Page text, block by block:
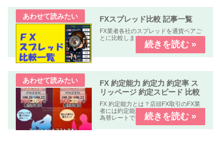
FXスプレッド比較 記事一覧
FX業者各社のスプレッドを通貨ペアご
とに比較します。
FX 約定能力 約定力 約定率 ス
リッページ 約定スピード 比較
FX 約定能力とは？店頭FX取引のFX業
者には約定能力の高いFX業者指定した
為替レートできちんと約定する。約定
能力の低いFX業者指定した為替レート
で約定しない。もしくは約定しにく